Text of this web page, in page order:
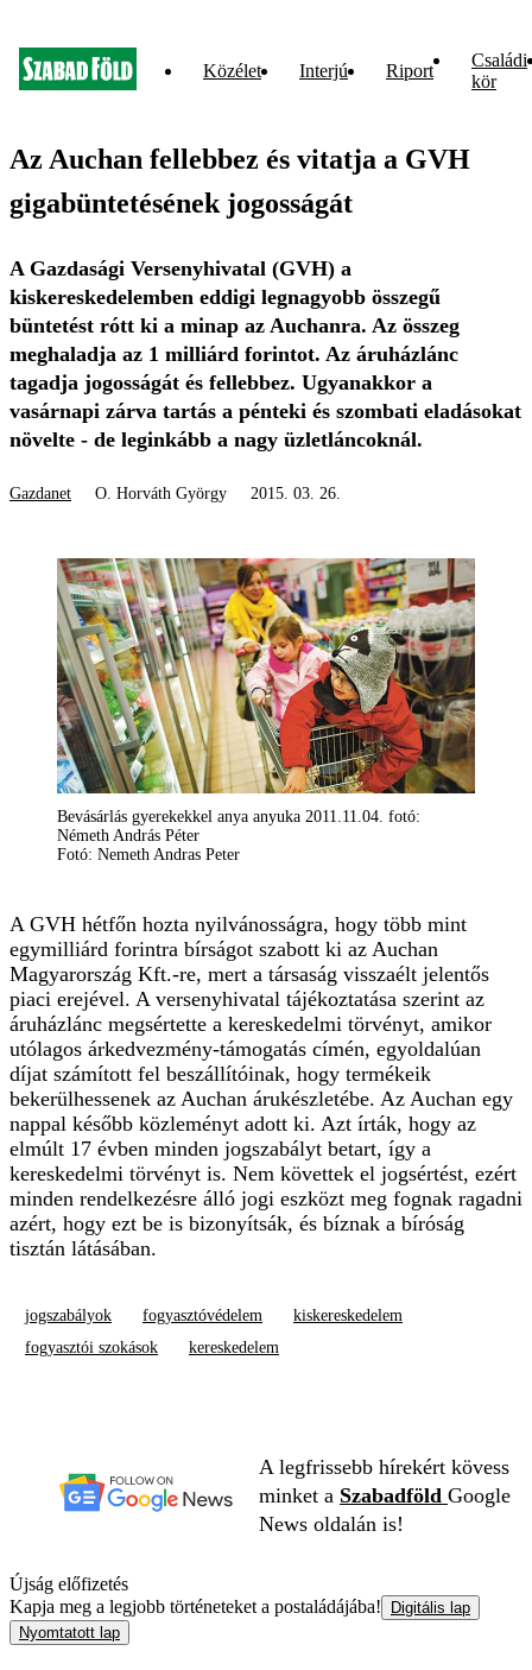
Közélet Interjú Riport
Családi
kör
Az Auchan fellebbez és vitatja a GVH
gigabüntetésének jogosságát
A Gazdasági Versenyhivatal (GVH) a
kiskereskedelemben eddigi legnagyobb összegű
büntetést rótt ki a minap az Auchanra. Az összeg
meghaladja az 1 milliárd forintot. Az áruházlánc
tagadja jogosságát és fellebbez. Ugyanakkor a
vasárnapi zárva tartás a pénteki és szombati eladásokat
növelte - de leginkább a nagy üzletláncoknál.
Gazdanet O. Horváth György 2015. 03. 26.
Bevásárlás gyerekekkel anya anyuka 2011.11.04. fotó:
Németh András Péter
Fotó: Nemeth Andras Peter
A GVH hétfőn hozta nyilvánosságra, hogy több mint
egymilliárd forintra bírságot szabott ki az Auchan
Magyarország Kft.-re, mert a társaság visszaélt jelentős
piaci erejével. A versenyhivatal tájékoztatása szerint az
áruházlánc megsértette a kereskedelmi törvényt, amikor
utólagos árkedvezmény-támogatás címén, egyoldalúan
díjat számított fel beszállítóinak, hogy termékeik
bekerülhessenek az Auchan árukészletébe. Az Auchan egy
nappal később közleményt adott ki. Azt írták, hogy az
elmúlt 17 évben minden jogszabályt betart, így a
kereskedelmi törvényt is. Nem követtek el jogsértést, ezért
minden rendelkezésre álló jogi eszközt meg fognak ragadni
azért, hogy ezt be is bizonyítsák, és bíznak a bíróság
tisztán látásában.
jogszabályok fogyasztóvédelem
kiskereskedelem
fogyasztói szokások
kereskedelem
A legfrissebb hírekért kövess
minket a Szabadföld Google
News oldalán is!
Újság előfizetés
Kapja meg a legjobb történeteket a postaládájába!
Digitális lap
Nyomtatott lap